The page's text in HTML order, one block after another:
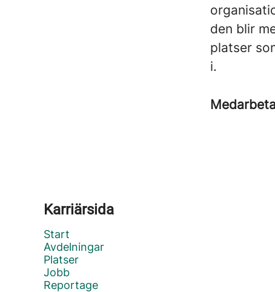
den blir
platser
i.
Karriärsida
Start
Avdelningar
Platser
Jobb
Reportage